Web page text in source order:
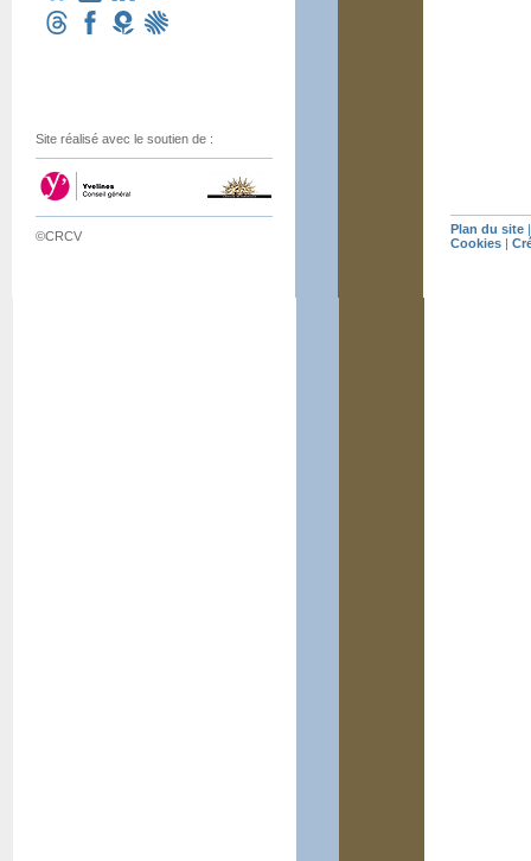
Site réalisé avec le soutien de :
©CRCV Plan du site
Cookies |